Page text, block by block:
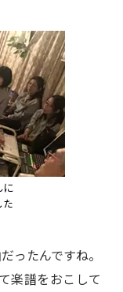
に
ったんですね。
楽譜をおこして